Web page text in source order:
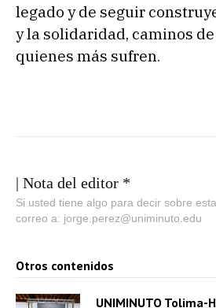
legado y de seguir
y la solidaridad, caminos
quienes más sufren.
| Nota del editor *
Si usted tiene algo para decir sobre
correo a: jorge.perez@uniminuto.edu
Otros contenidos
UNIMINUTO